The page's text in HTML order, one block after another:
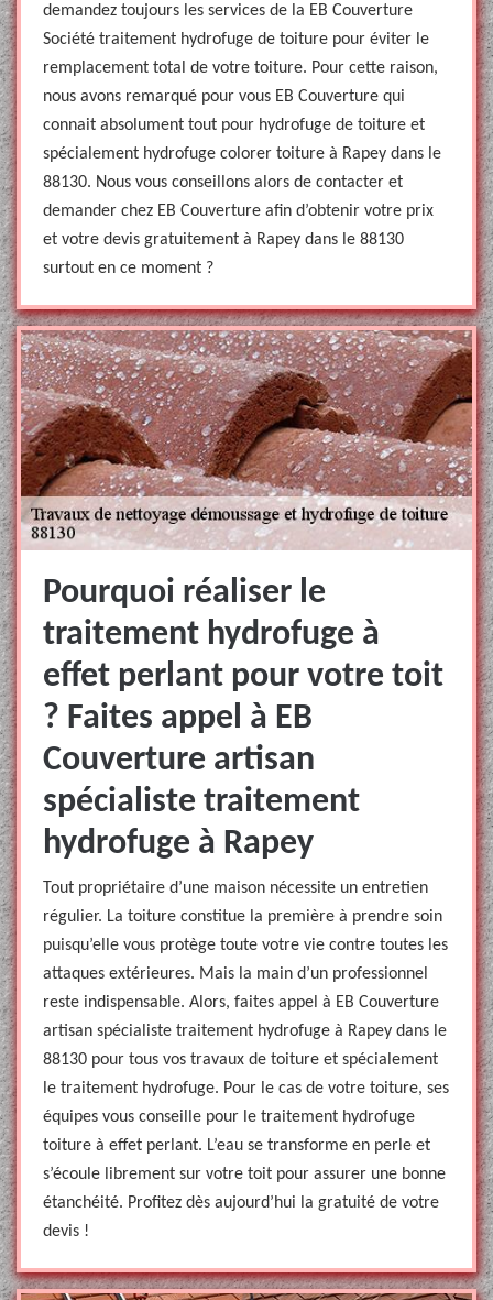
demandez toujours les services de la EB Couverture
Société traitement hydrofuge de toiture pour éviter le
remplacement total de votre toiture. Pour cette raison,
nous avons remarqué pour vous EB Couverture qui
connait absolument tout pour hydrofuge de toiture et
spécialement hydrofuge colorer toiture à Rapey dans le
88130. Nous vous conseillons alors de contacter et
demander chez EB Couverture afin d’obtenir votre prix
et votre devis gratuitement à Rapey dans le 88130
surtout en ce moment ?
Pourquoi réaliser le
traitement hydrofuge à
effet perlant pour votre toit
? Faites appel à EB
Couverture artisan
spécialiste traitement
hydrofuge à Rapey
Tout propriétaire d’une maison nécessite un entretien
régulier. La toiture constitue la première à prendre soin
puisqu’elle vous protège toute votre vie contre toutes les
attaques extérieures. Mais la main d’un professionnel
reste indispensable. Alors, faites appel à EB Couverture
artisan spécialiste traitement hydrofuge à Rapey dans le
88130 pour tous vos travaux de toiture et spécialement
le traitement hydrofuge. Pour le cas de votre toiture, ses
équipes vous conseille pour le traitement hydrofuge
toiture à effet perlant. L’eau se transforme en perle et
s’écoule librement sur votre toit pour assurer une bonne
étanchéité. Profitez dès aujourd’hui la gratuité de votre
devis !